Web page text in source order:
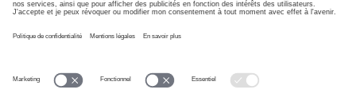
www.suisa.ch
Clause de non-
responsabilité